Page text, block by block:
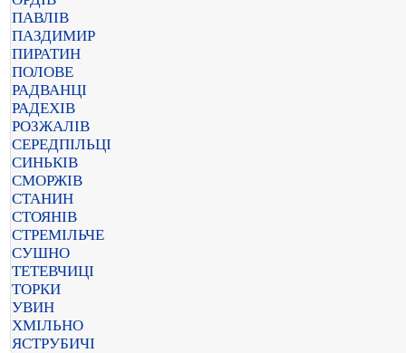
ПАВЛІВ
ПАЗДИМИР
ПИРАТИН
ПОЛОВЕ
РАДВАНЦІ
РАДЕХІВ
РОЗЖАЛІВ
СЕРЕДПІЛЬЦІ
СИНЬКІВ
СМОРЖІВ
СТАНИН
СТОЯНІВ
СТРЕМІЛЬЧЕ
СУШНО
ТЕТЕВЧИЦІ
ТОРКИ
УВИН
ХМІЛЬНО
ЯСТРУБИЧІ